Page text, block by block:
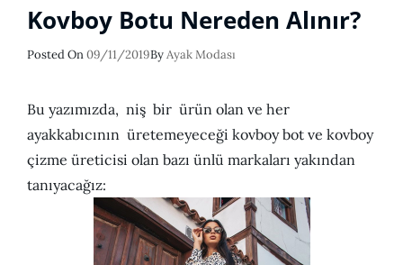
Kovboy Botu Nereden Alınır?
Posted OnPosted
09/11/2019ByAyak Modası
Bu yazımızda, niş bir ürün olan ve her
ayakkabıcının üretemeyeceği kovboy bot ve kovboy
çizme üreticisi olan bazı ünlü markaları yakından
tanıyacağız: